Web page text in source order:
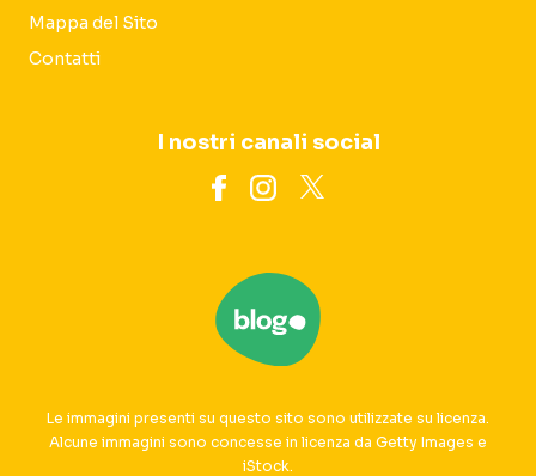
Mappa del Sito
Contatti
I nostri canali social
Le immagini presenti su questo sito sono utilizzate su licenza.
Alcune immagini sono concesse in licenza da Getty Images e
iStock.